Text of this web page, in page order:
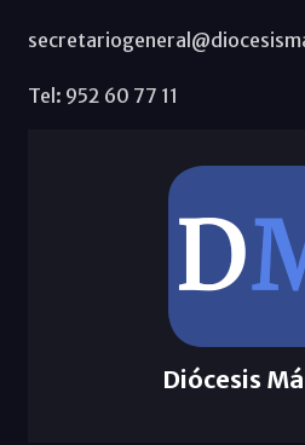
Tel: 952 60 77 11
Diócesis